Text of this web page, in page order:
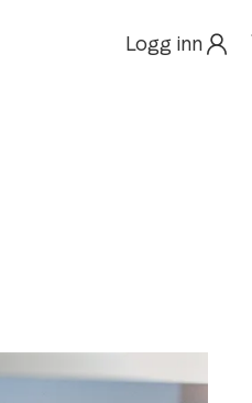
Logg inn